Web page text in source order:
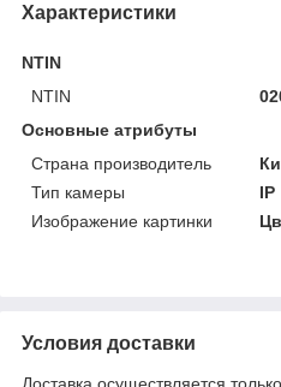
Характеристики
NTIN
NTIN
Основные атрибуты
Страна производитель
Тип камеры
IP
Изображение картинки
Условия доставки
Доставка осуществляется